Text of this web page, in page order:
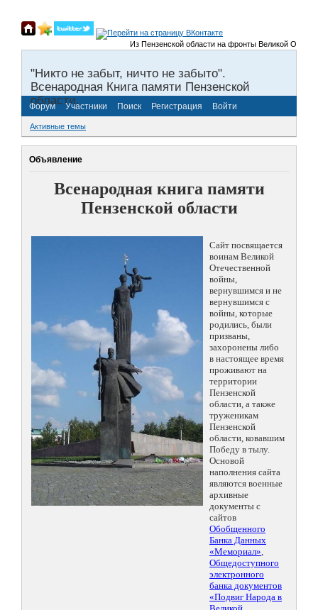
Из Пензенской области на фронты Великой
"Никто не забыт, ничто не забыто".
Всенародная Книга памяти Пензенской
области.
Форум Участники Поиск Регистрация Войти
Активные темы
Объявление
Всенародная книга памяти
Пензенской области
Сайт посвящается
воинам Великой
Отечественной
войны,
вернувшимся и не
вернувшимся с
войны, которые
родились, были
призваны,
захоронены либо
в настоящее время
проживают на
территории
Пензенской
области, а также
труженикам
Пензенской
области, ковавшим
Победу в тылу.
Основой
наполнения сайта
являются военные
архивные
документы с
сайтов
Обобщенного
Банка Данных
«Мемориал»,
Общедоступного
электронного
банка документов
«Подвиг Народа в